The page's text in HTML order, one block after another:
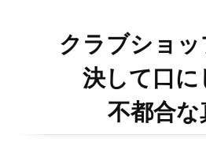
クラブショ
決して口に
不都合な